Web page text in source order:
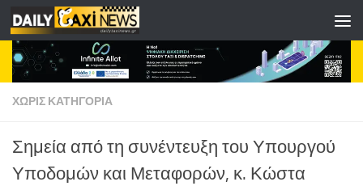
Skip to content
ΧΩΡΊΣ ΚΑΤΗΓΟΡΊΑ
Σημεία από τη συνέντευξη του Υπουργού
Υποδομών και Μεταφορών, κ. Κώστα